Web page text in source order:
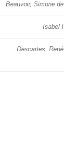
Beauvoir, Simone de
Isabel I
Descartes, René